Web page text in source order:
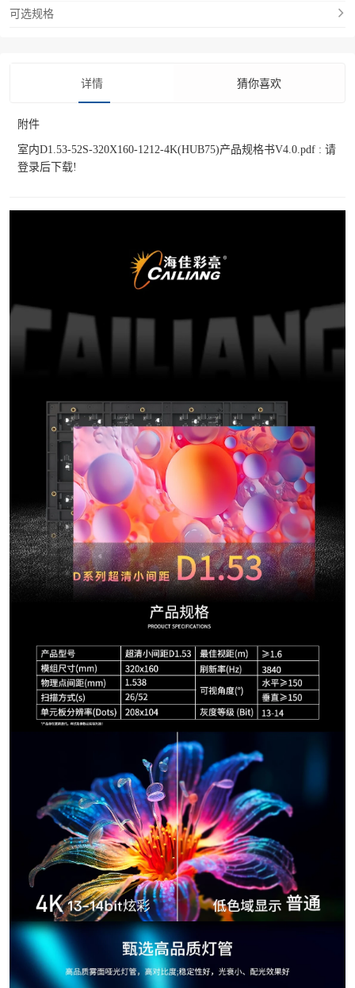
可选规格
详情 猜你喜欢
附件
室内D1.53-52S-320X160-1212-4K(HUB75)产品规格书V4.0.pdf : 请
登录后下载!